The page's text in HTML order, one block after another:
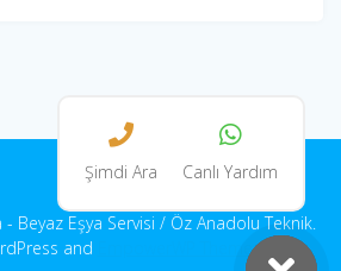
Beyaz Eşya Servisi / Öz Anadolu Teknik.
and
EmpowerWP Theme.
Şimdi Ara Canlı Yardım